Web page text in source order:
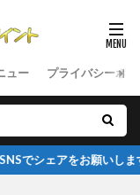
ュー プライバシーポ
ェアをお願いします